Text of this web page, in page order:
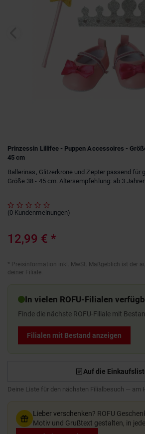
Prinzessin Lillifee - Puppen Accessoires -
45 cm
Ballerinas, Glitzerkrone und Zepter passend für
Größe 38 - 45 cm. Altersempfehlung: ab 3 Jahren
(0 Kundenmeinungen)
12,99 € *
* Preisinformation inkl. MwSt. Maßgeblich ist der
deiner Filiale.
In vielen ROFU-Filialen
Finde die nächste ROFU-Filiale mit
Filialen mit Bestand anzeigen
Auf die
Deine Liste für den nächsten Filialbesuch — am
Lieber verschenken? ROFU
Motiv und Grußtext gestalten, in